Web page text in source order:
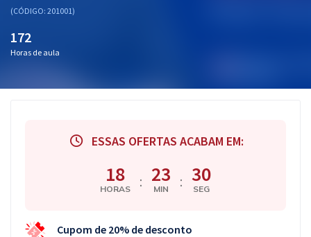
Aprovados
(CÓDIGO: 201001)
172
Horas de aula
ESSAS OFERTAS ACABAM EM:
18
HORAS : 23
MIN : 30
SEG
Cupom de 20% de desconto